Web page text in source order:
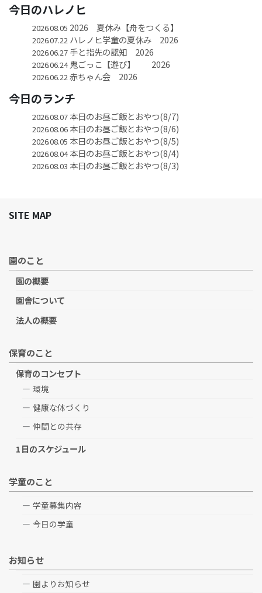
今日のハレノヒ
2026.08.05 2026 夏休み【舟をつくる】
2026.07.22 ハレノヒ学童の夏休み 2026
2026.06.27手と指先の認知 2026
2026.06.24鬼ごっこ【遊び】 2026
2026.06.22赤ちゃん会 2026
今日のランチ
2026.08.07本日のお昼ご飯とおやつ(8/7)
2026.08.06本日のお昼ご飯とおやつ(8/6)
2026.08.05 本日のお昼ご飯とおやつ(8/5)
2026.08.04本日のお昼ご飯とおやつ(8/4)
2026.08.03 本日のお昼ご飯とおやつ(8/3)
SITE MAP
園のこと
園の概要
園舎について
法人の概要
保育のこと
保育のコンセプト
環境
健康な体づくり
仲間との共存
1日のスケジュール
学童のこと
学童募集内容
今日の学童
お知らせ
園よりお知らせ